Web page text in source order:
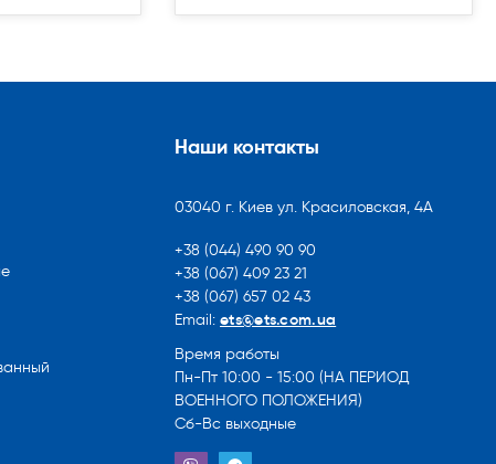
Наши контакты
03040 г. Киев ул. Красиловская, 4А
+38 (044) 490 90 90
+38 (067) 409 23 21
+38 (067) 657 02 43
Email: ets@ets.com.ua
Время работы
Пн-Пт 10:00 - 15:00 (НА ПЕРИОД
ВОЕННОГО ПОЛОЖЕНИЯ)
Сб-Вс выходные